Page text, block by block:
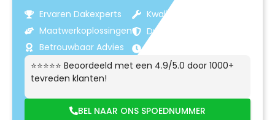
Ervaren Dakexperts
Maatwerkoplossingen
Betrouwbaar Advies
Kwaliteitsmaterialen
Duurzame Resultaten
⭐⭐⭐⭐⭐ Beoordeeld met een 4.9/5.0 door 1000+
tevreden klanten!
BEL NAAR ONS SPOEDNUMMER